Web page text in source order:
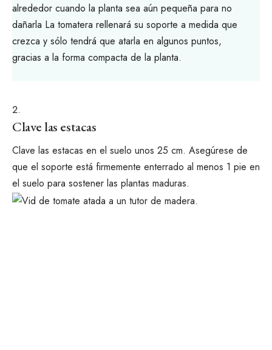
alrededor cuando la planta sea aún pequeña para no
dañarla La tomatera rellenará su soporte a medida que
crezca y sólo tendrá que atarla en algunos puntos,
gracias a la forma compacta de la planta.
Clave las estacas
Clave las estacas en el suelo unos 25 cm. Asegúrese de
que el soporte está firmemente enterrado al menos 1 pie en
el suelo para sostener las plantas maduras.